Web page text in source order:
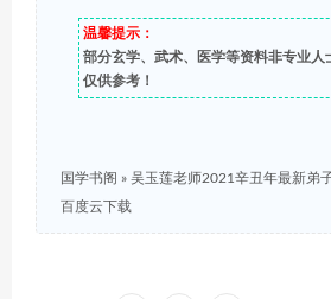
温馨提示：
部分玄学、武术、医学等资料非专业人
仅供参考！
国学书阁 » 吴玉莲老师2021辛丑年最新弟
百度云下载